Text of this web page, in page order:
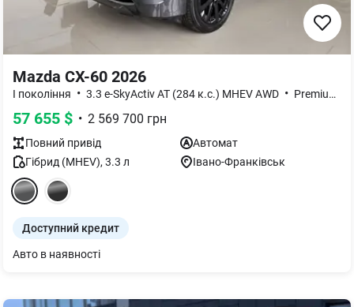
Mazda CX-60 2026
I покоління • 3.3 e-SkyActiv AT (284 к.с.) MHEV AWD • Premium-Sport
57 655 $ • 2 569 700 грн
Повний привід
Автомат
Гібрид (MHEV), 3.3 л Івано-Франківськ
Доступний кредит
Авто в наявності